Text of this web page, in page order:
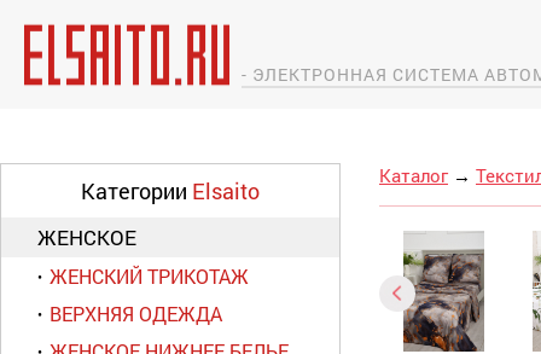
- ЭЛЕКТРОННАЯ СИСТЕМА
Категории Elsaito
ЖЕНСКОЕ
ЖЕНСКИЙ ТРИКОТАЖ
ВЕРХНЯЯ ОДЕЖДА
Каталог →